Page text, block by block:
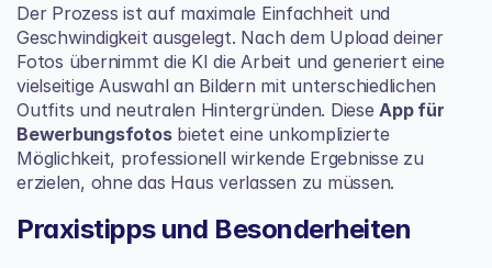
Der Prozess ist auf maximale Einfachheit und
Geschwindigkeit ausgelegt. Nach dem Upload deiner
Fotos übernimmt die KI die Arbeit und generiert eine
vielseitige Auswahl an Bildern mit unterschiedlichen
Outfits und neutralen Hintergründen. Diese App für
Bewerbungsfotos bietet eine unkomplizierte
Möglichkeit, professionell wirkende Ergebnisse zu
erzielen, ohne das Haus verlassen zu müssen.
Praxistipps und Besonderheiten